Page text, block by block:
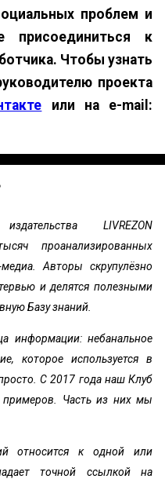
проблем и
присоединиться к
Чтобы узнать
проекта
или на e-mail:
LIVREZON
проанализированных
Авторы скрупулёзно
и делятся полезными
Базу знаний.
информации: небанальное
которое используется в
С 2017 года наш Клуб
примеров. Часть из них мы
относится к одной или
точной ссылкой на